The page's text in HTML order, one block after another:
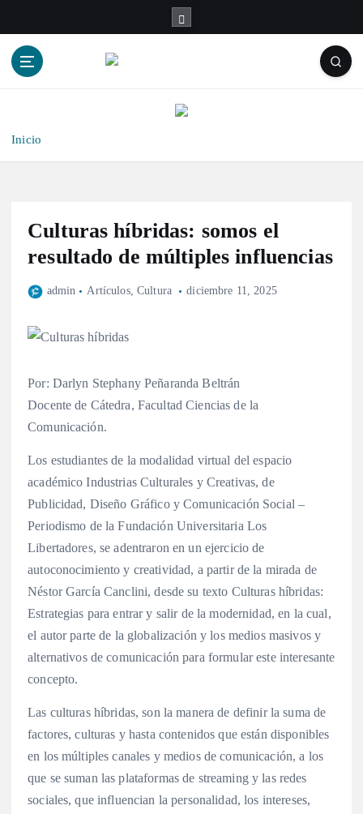
Inicio
Culturas híbridas: somos el
resultado de múltiples influencias
admin Artículos,Cultura diciembre 11, 2025
Por: Darlyn Stephany Peñaranda Beltrán
Docente de Cátedra, Facultad Ciencias de la
Comunicación.
Los estudiantes de la modalidad virtual del espacio
académico Industrias Culturales y Creativas, de
Publicidad, Diseño Gráfico y Comunicación Social –
Periodismo de la Fundación Universitaria Los
Libertadores, se adentraron en un ejercicio de
autoconocimiento y creatividad, a partir de la mirada de
Néstor García Canclini, desde su texto Culturas híbridas:
Estrategias para entrar y salir de la modernidad, en la cual,
el autor parte de la globalización y los medios masivos y
alternativos de comunicación para formular este interesante
concepto.
Las culturas híbridas, son la manera de definir la suma de
factores, culturas y hasta contenidos que están disponibles
en los múltiples canales y medios de comunicación, a los
que se suman las plataformas de streaming y las redes
sociales, que influencian la personalidad, los intereses,